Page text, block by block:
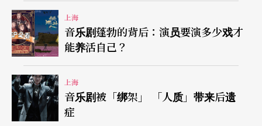
打……即便是演员演死人，真躺在地上一动不动，
丝毫不怕被战马踩到。最耿直的要数剧终前的火炮
猛攻城门，演出中的炮弹基本都是真火炮，落在地
上就是火球，全场炮火连天，结合惊险的马术和打
斗场面，瞬间营造出了震撼人心的视听效果。六千
多人的看台全部客满，观众连连直呼：「一场演出
上海
音乐剧蓬勃的背后：演员要演多少戏才
能养活自己？
上海
音乐剧被「绑架」 「人质」带来后遗
症